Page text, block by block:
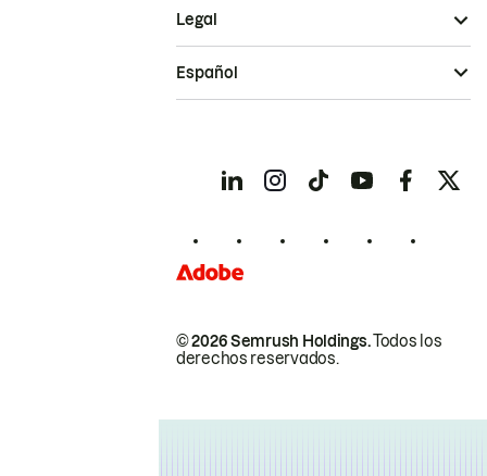
© 2026 Semrush Holdings.Todos los
derechos reservados.
Legal
Español